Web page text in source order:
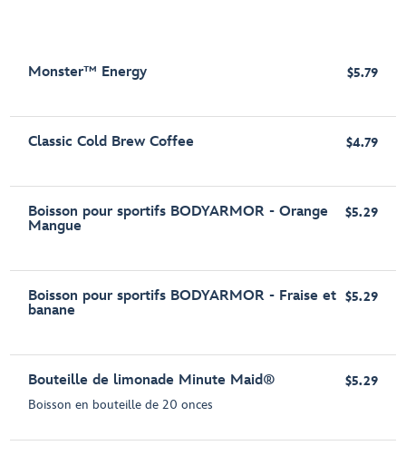
Monster™ Energy $5.79
Classic Cold Brew Coffee $4.79
Boisson pour sportifs BODYARMOR - Orange
Mangue
$5.29
Boisson pour sportifs BODYARMOR - Fraise et
banane
$5.29
Bouteille de limonade Minute Maid®
Boisson en bouteille de 20 onces
$5.29